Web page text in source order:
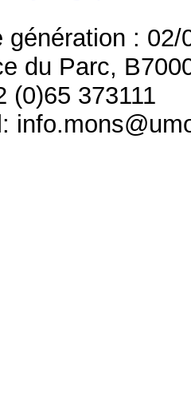
génération : 02/
du Parc,
(0)65 373111